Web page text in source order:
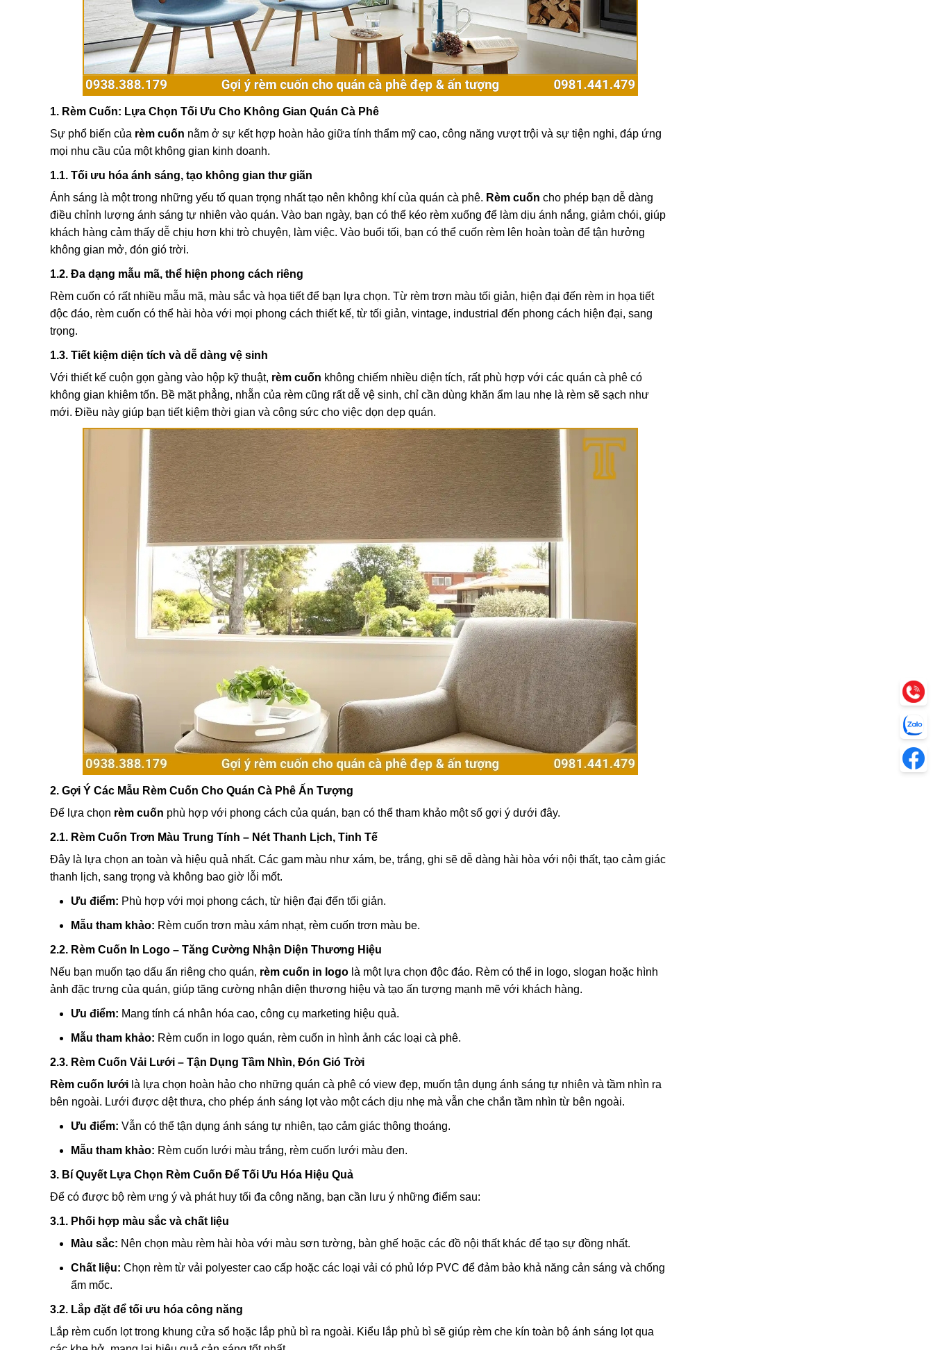
1. Rèm Cuốn: Lựa Chọn Tối Ưu Cho Không Gian Quán Cà Phê
Sự phổ biến của rèm cuốn nằm ở sự kết hợp hoàn hảo giữa tính thẩm mỹ cao, công năng vượt trội và sự tiện nghi, đáp ứng
mọi nhu cầu của một không gian kinh doanh.
1.1. Tối ưu hóa ánh sáng, tạo không gian thư giãn
Ánh sáng là một trong những yếu tố quan trọng nhất tạo nên không khí của quán cà phê. Rèm cuốn cho phép bạn dễ dàng
điều chỉnh lượng ánh sáng tự nhiên vào quán. Vào ban ngày, bạn có thể kéo rèm xuống để làm dịu ánh nắng, giảm chói, giúp
khách hàng cảm thấy dễ chịu hơn khi trò chuyện, làm việc. Vào buổi tối, bạn có thể cuốn rèm lên hoàn toàn để tận hưởng
không gian mở, đón gió trời.
1.2. Đa dạng mẫu mã, thể hiện phong cách riêng
Rèm cuốn có rất nhiều mẫu mã, màu sắc và họa tiết để bạn lựa chọn. Từ rèm trơn màu tối giản, hiện đại đến rèm in họa tiết
độc đáo, rèm cuốn có thể hài hòa với mọi phong cách thiết kế, từ tối giản, vintage, industrial đến phong cách hiện đại, sang
trọng.
1.3. Tiết kiệm diện tích và dễ dàng vệ sinh
Với thiết kế cuộn gọn gàng vào hộp kỹ thuật, rèm cuốn không chiếm nhiều diện tích, rất phù hợp với các quán cà phê có
không gian khiêm tốn. Bề mặt phẳng, nhẵn của rèm cũng rất dễ vệ sinh, chỉ cần dùng khăn ẩm lau nhẹ là rèm sẽ sạch như
mới. Điều này giúp bạn tiết kiệm thời gian và công sức cho việc dọn dẹp quán.
2. Gợi Ý Các Mẫu Rèm Cuốn Cho Quán Cà Phê Ấn Tượng
Để lựa chọn rèm cuốn phù hợp với phong cách của quán, bạn có thể tham khảo một số gợi ý dưới đây.
2.1. Rèm Cuốn Trơn Màu Trung Tính – Nét Thanh Lịch, Tinh Tế
Đây là lựa chọn an toàn và hiệu quả nhất. Các gam màu như xám, be, trắng, ghi sẽ dễ dàng hài hòa với nội thất, tạo cảm giác
thanh lịch, sang trọng và không bao giờ lỗi mốt.
Ưu điểm: Phù hợp với mọi phong cách, từ hiện đại đến tối giản.
Mẫu tham khảo: Rèm cuốn trơn màu xám nhạt, rèm cuốn trơn màu be.
2.2. Rèm Cuốn In Logo – Tăng Cường Nhận Diện Thương Hiệu
Nếu bạn muốn tạo dấu ấn riêng cho quán, rèm cuốn in logo là một lựa chọn độc đáo. Rèm có thể in logo, slogan hoặc hình
ảnh đặc trưng của quán, giúp tăng cường nhận diện thương hiệu và tạo ấn tượng mạnh mẽ với khách hàng.
Ưu điểm: Mang tính cá nhân hóa cao, công cụ marketing hiệu quả.
Mẫu tham khảo: Rèm cuốn in logo quán, rèm cuốn in hình ảnh các loại cà phê.
2.3. Rèm Cuốn Vải Lưới – Tận Dụng Tầm Nhìn, Đón Gió Trời
Rèm cuốn lưới là lựa chọn hoàn hảo cho những quán cà phê có view đẹp, muốn tận dụng ánh sáng tự nhiên và tầm nhìn ra
bên ngoài. Lưới được dệt thưa, cho phép ánh sáng lọt vào một cách dịu nhẹ mà vẫn che chắn tầm nhìn từ bên ngoài.
Ưu điểm: Vẫn có thể tận dụng ánh sáng tự nhiên, tạo cảm giác thông thoáng.
Mẫu tham khảo: Rèm cuốn lưới màu trắng, rèm cuốn lưới màu đen.
3. Bí Quyết Lựa Chọn Rèm Cuốn Để Tối Ưu Hóa Hiệu Quả
Để có được bộ rèm ưng ý và phát huy tối đa công năng, bạn cần lưu ý những điểm sau:
3.1. Phối hợp màu sắc và chất liệu
Màu sắc: Nên chọn màu rèm hài hòa với màu sơn tường, bàn ghế hoặc các đồ nội thất khác để tạo sự đồng nhất.
Chất liệu: Chọn rèm từ vải polyester cao cấp hoặc các loại vải có phủ lớp PVC để đảm bảo khả năng cản sáng và chống
ẩm mốc.
3.2. Lắp đặt để tối ưu hóa công năng
Lắp rèm cuốn lọt trong khung cửa sổ hoặc lắp phủ bì ra ngoài. Kiểu lắp phủ bì sẽ giúp rèm che kín toàn bộ ánh sáng lọt qua